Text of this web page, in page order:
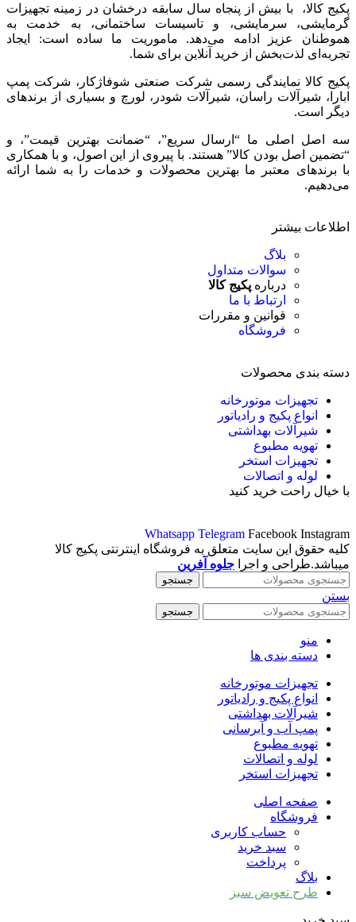
پکیج کالا، با بیش از پنجاه سال سابقه درخشان در زمینه تجهیزات
گرمایشی، سرمایشی، و تاسیسات ساختمانی، به خدمت به
هموطنان عزیز ادامه می‌دهد. ماموریت ما ساده است: ایجاد
تجربه‌ای لذت‌بخش از خرید آنلاین برای شما.
پکیج کالا نمایندگی رسمی شرکت صنعتی شوفاژکار، شرکت پمپ
ابارا، شیرآلات راسان، شیرآلات شودر، لورچ و بسیاری از برندهای
دیگر است.
سه اصل اصلی ما “ارسال سریع”، “ضمانت بهترین قیمت”، و
“تضمین اصل بودن کالا” هستند. با پیروی از این اصول، و با همکاری
با برندهای معتبر ما بهترین محصولات و خدمات را به شما ارائه
می‌دهیم.
اطلاعات بیشتر
بلاگ
سوالات متداول
درباره پکیج کالا
ارتباط با ما
قوانین و مقررات
فروشگاه
دسته بندی محصولات
تجهیزات موتورخانه
انواع پکیج و رادیاتور
شیرآلات بهداشتی
تهویه مطبوع
تجهیزات استخر
لوله و اتصالات
با خیال راحت خرید کنید
Whatsapp Telegram Facebook Instagram
کلیه حقوق این سایت متعلق به فروشگاه اینترنتی پکیج کالا
میباشد.طراحی و اجرا جلوه آفرین
جستجو
بستن
جستجو
منو
دسته بندی ها
تجهیزات موتورخانه
انواع پکیج و رادیاتور
شیرآلات بهداشتی
پمپ آب و آبرسانی
تهویه مطبوع
لوله و اتصالات
تجهیزات استخر
صفحه اصلی
فروشگاه
حساب کاربری
سبد خرید
پرداخت
بلاگ
طرح تعویض سبز